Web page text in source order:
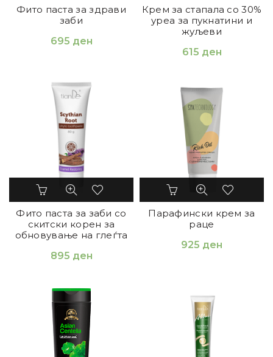
Фито паста за здрави
заби
695 ден
Крем за стапала со 30%
уреа за пукнатини и
жуљеви
615 ден
Фито паста за заби со
скитски корен за
обновување на глеѓта
895 ден
Парафински крем за
раце
925 ден